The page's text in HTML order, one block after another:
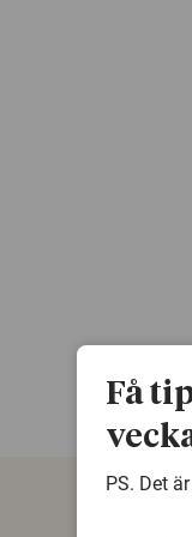
Få
PS. Det